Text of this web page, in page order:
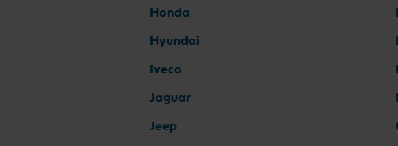
Honda
Hyundai
Iveco
Jaguar
Jeep